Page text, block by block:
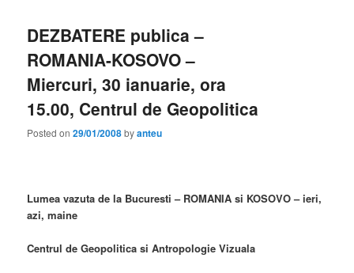
DEZBATERE publica –
ROMANIA-KOSOVO –
Miercuri, 30 ianuarie, ora
15.00, Centrul de Geopolitica
Posted on29/01/2008byanteu
Lumea vazuta de la Bucuresti – ROMANIA si KOSOVO – ieri,
azi, maine
Centrul de Geopolitica si Antropologie Vizuala